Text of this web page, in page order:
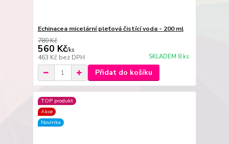
Echinacea micelární pleťová čistící voda - 200 ml
780 Kč
560 Kč/ks
463 Kč bez DPH SKLADEM 8 ks
Přidat do košíku
TOP produkt
Akce
Novinka